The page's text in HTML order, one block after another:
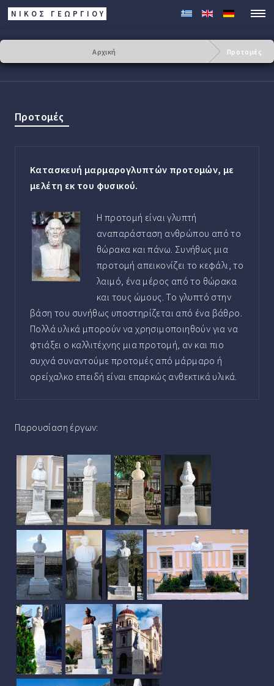
ΝΙΚΟΣ ΓΕΩΡΓΊΟΥ
Αρχική Προτομές
Προτομές
Κατασκευή μαρμαρογλυπτών προτομών, με
μελέτη εκ του φυσικού.
Η προτομή είναι γλυπτή
αναπαράσταση ανθρώπου από το
θώρακα και πάνω. Συνήθως μια
προτομή απεικονίζει το κεφάλι, το
λαιμό, ένα μέρος από το θώρακα
και τους ώμους. Το γλυπτό στην
βάση του συνήθως υποστηρίζεται από ένα βάθρο.
Πολλά υλικά μπορούν να χρησιμοποιηθούν για να
φτιάξει ο καλλιτέχνης μια προτομή, αν και πιο
συχνά συναντούμε προτομές από μάρμαρο ή
ορείχαλκο επειδή είναι επαρκώς ανθεκτικά υλικά.
Παρουσίαση έργων: